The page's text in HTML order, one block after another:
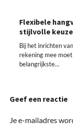
Flexibele
stijlvolle keuze
Bij het inrichten
rekening mee
belangrijkste…
Geef een reactie
Je e-mailadres